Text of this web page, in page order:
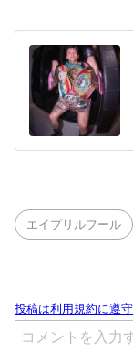
エイプリルフール